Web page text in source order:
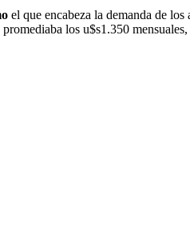
el que encabeza la demanda de los
los u$s1.350 mensuales,